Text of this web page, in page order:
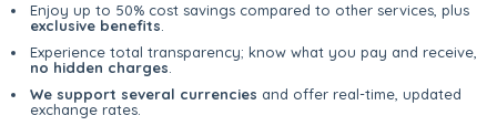
Enjoy up to 50% cost savings compared to other services, plus
exclusive benefits
Experience total transparency; know what you pay and receive,
no hidden charges
We support several currencies and offer real-time, updated
exchange rates.